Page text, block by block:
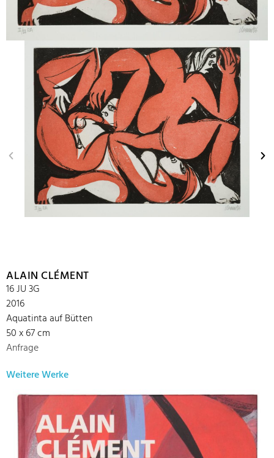
ALAIN CLÉMENT
16 JU 3G
2016
Aquatinta auf Bütten
50 x 67 cm
Anfrage
Weitere Werke